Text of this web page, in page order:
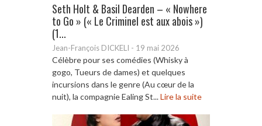
Seth Holt & Basil Dearden – « Nowhere
to Go » (« Le Criminel est aux abois »)
(1...
Jean-François DICKELI - 19 mai 2026
Célèbre pour ses comédies (Whisky à
gogo, Tueurs de dames) et quelques
incursions dans le genre (Au cœur de la
nuit), la compagnie Ealing St...Lire la suite